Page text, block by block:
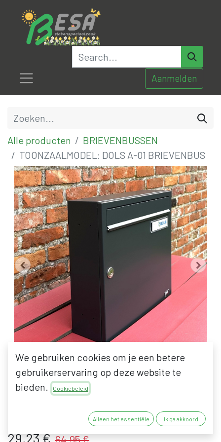
Aanmelden
Alle producten
BRIEVENBUSSEN
TOONZAALMODEL: DOLS A-01 BRIEVENBUS
TOONZAALMODEL: DOLS
A-01 BRIEVENBUS
29,23€ 64,95€
We gebruiken cookies om je een betere
gebruikerservaring op deze website te
bieden.
Cookiebeleid
Alleen het essentiële Ik ga akkoord